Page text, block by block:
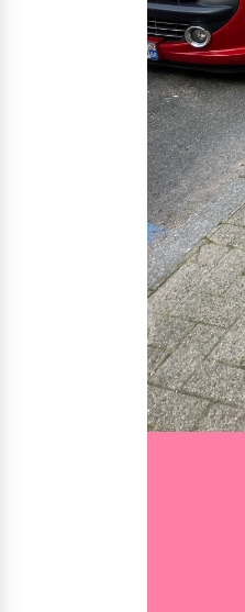
Nos solutions
Le chien guide
La canne blanche
Le Bemob
Formation &
Formation
Rééducation